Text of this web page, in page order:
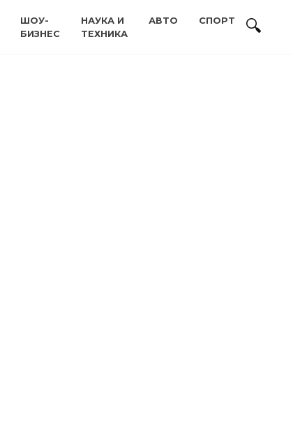
ШОУ-
БИЗНЕС
НАУКА И
ТЕХНИКА
АВТО СПОРТ